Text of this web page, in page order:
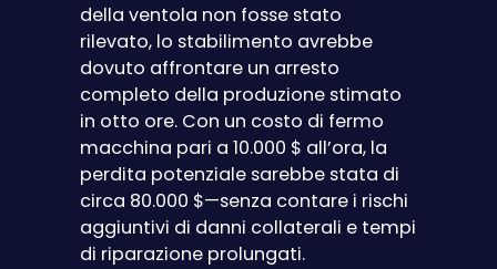
della ventola non fosse stato
rilevato, lo stabilimento avrebbe
dovuto affrontare un arresto
completo della produzione stimato
in otto ore. Con un costo di fermo
macchina pari a 10.000 $ all’ora, la
perdita potenziale sarebbe stata di
circa 80.000 $—senza contare i rischi
aggiuntivi di danni collaterali e tempi
di riparazione prolungati.